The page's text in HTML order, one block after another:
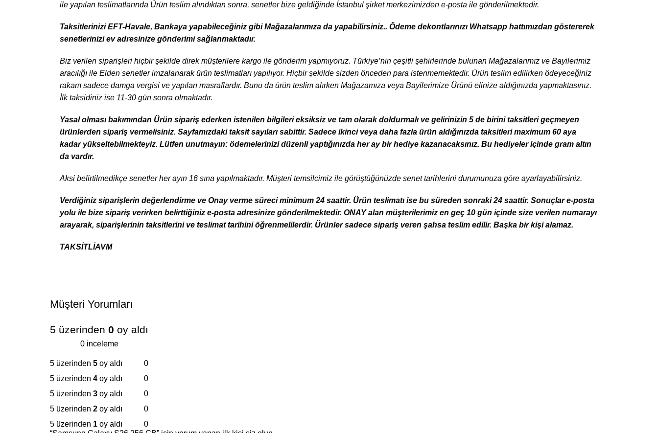
ile yapılan teslimatlarında Ürün teslim alındıktan sonra, senetler bize geldiğinde İstanbul şirket merkezimizden e-posta ile gönderilmektedir.
Taksitlerinizi EFT-Havale, Bankaya yapabileceğiniz gibi Mağazalarımıza da yapabilirsiniz.. Ödeme dekontlarınızı Whatsapp hattımızdan göstererek
senetlerinizi ev adresinize gönderimi sağlanmaktadır.
Biz verilen siparişleri hiçbir şekilde direk müşterilere kargo ile gönderim yapmıyoruz. Türkiye’nin çeşitli şehirlerinde bulunan Mağazalarımız ve Bayilerimiz
aracılığı ile Elden senetler imzalanarak ürün teslimatları yapılıyor. Hiçbir şekilde sizden önceden para istenmemektedir. Ürün teslim edilirken ödeyeceğiniz
rakam sadece damga vergisi ve yapılan masraflardır. Bunu da ürün teslim alırken Mağazamıza veya Bayilerimize Ürünü elinize aldığınızda yapmaktasınız.
İlk taksidiniz ise 11-30 gün sonra olmaktadır.
Yasal olması bakımından Ürün sipariş ederken istenilen bilgileri eksiksiz ve tam olarak doldurmalı ve gelirinizin 5 de birini taksitleri geçmeyen
ürünlerden sipariş vermelisiniz. Sayfamızdaki taksit sayıları sabittir. Sadece ikinci veya daha fazla ürün aldığınızda taksitleri maximum 60 aya
kadar yükseltebilmekteyiz. Lütfen unutmayın: ödemelerinizi düzenli yaptığınızda her ay bir hediye kazanacaksınız. Bu hediyeler içinde gram altın
da vardır.
Aksi belirtilmedikçe senetler her ayın 16 sına yapılmaktadır. Müşteri temsilcimiz ile görüştüğünüzde senet tarihlerini durumunuza göre ayarlayabilirsiniz.
Verdiğiniz siparişlerin değerlendirme ve Onay verme süreci minimum 24 saattir. Ürün teslimatı ise bu süreden sonraki 24 saattir. Sonuçlar e-posta
yolu ile bize sipariş verirken belirttiğiniz e-posta adresinize gönderilmektedir. ONAY alan müşterilerimiz en geç 10 gün içinde size verilen numarayı
arayarak, siparişlerinin taksitlerini ve teslimat tarihini öğrenmelilerdir. Ürünler sadece sipariş veren şahsa teslim edilir. Başka bir kişi alamaz.
TAKSİTLİAVM
Müşteri Yorumları
5 üzerinden 0 oy aldı
0 inceleme
5 üzerinden 5 oy aldı
0
5 üzerinden 4 oy aldı
0
5 üzerinden 3 oy aldı
0
5 üzerinden 2 oy aldı
0
5 üzerinden 1 oy aldı 0